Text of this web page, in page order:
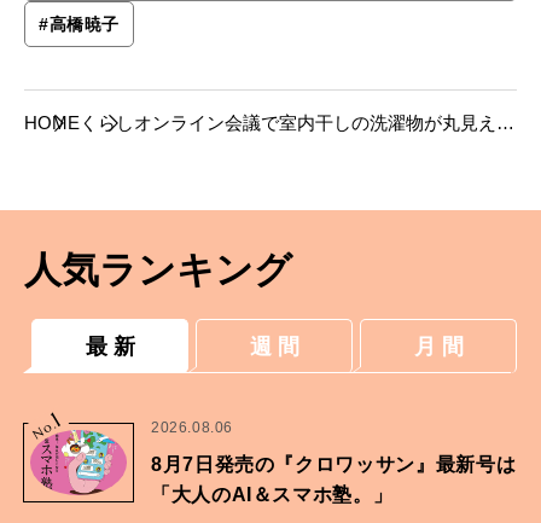
#高橋暁子
HOME くらしオンライン会議で室内干しの洗濯物が丸見えで
人気ランキング
最 新 週 間 月 間
No.
1 2026.08.06
8月7日発売の『クロワッサン』最新号は
「大人のAI＆スマホ塾。」